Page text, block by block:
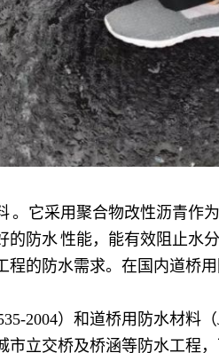
。它采用聚合物改性沥青作
的 防水性能，能有效阻止水
的防水需求。在国内道桥
2004）和道桥用防水材料（
立交桥及桥涵等防水工程